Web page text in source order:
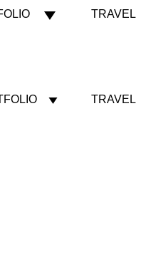
TRAVEL
TRAVEL